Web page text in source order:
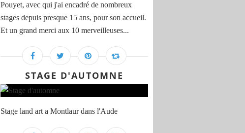
Pouyet, avec qui j'ai encadré de nombreux
stages depuis presque 15 ans, pour son accueil.
Et un grand merci aux 10 merveilleuses...
STAGE D'AUTOMNE
Stage land art a Montlaur dans l'Aude